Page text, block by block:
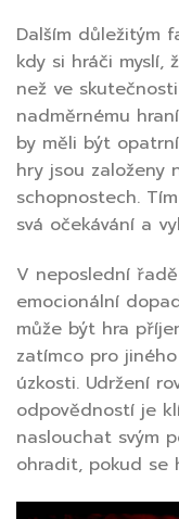
Dalším důležitým
kdy si hráči myslí,
než ve
nadměrnému
by měli být
hry jsou založeny
schopnostech.
svá očekávání a
V neposlední
emocionální
může být hra
zatímco pro
úzkosti. Udržení
odpovědností je
naslouchat svým
ohradit, pokud se